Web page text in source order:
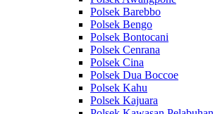
Polsek Barebbo
Polsek Bengo
Polsek Bontocani
Polsek Cenrana
Polsek Cina
Polsek Dua Boccoe
Polsek Kahu
Polsek Kajuara